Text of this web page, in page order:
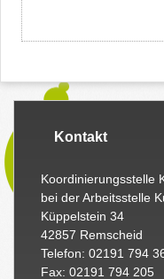
Kontakt
Koordinierungsstelle
bei der Arbeitsstelle
Küppelstein 34
42857 Remscheid
Telefon: 02191 794
Fax: 02191 794 205